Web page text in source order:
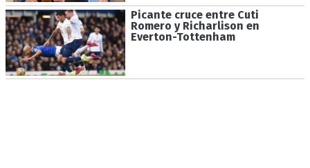
Picante cruce entre Cuti
Romero y Richarlison en
Everton-Tottenham